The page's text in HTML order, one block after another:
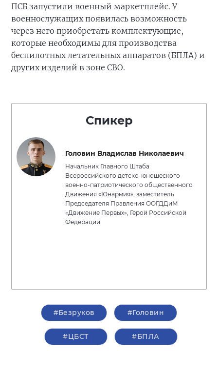
ПСБ запустили военный маркетплейс. У
военнослужащих появилась возможность
через него приобретать комплектующие,
которые необходимы для производства
беспилотных летательных аппаратов (БПЛА) и
других изделий в зоне СВО.
Спикер
Головин Владислав Николаевич
Начальник Главного Штаба
Всероссийского детско-юношеского
военно-патриотического общественного
Движения «Юнармия», заместитель
Председателя Правления ООГДДиМ
«Движение Первых», Герой Российской
Федерации
#Безруков #Головин
#ЦБСТ #БПЛА